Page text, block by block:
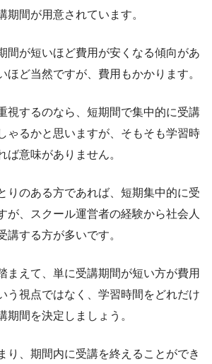
期間が用意されています。
間が短いほど費用が安くなる傾向があ
ほど当然ですが、費用もかかります。
視するのなら、短期間で集中的に受講
ゃるかと思いますが、そもそも学習時
ば意味がありません。
りのある方であれば、短期集中的に受
が、スクール運営者の経験から社会人
講する方が多いです。
まえて、単に受講期間が短い方が費用
う視点ではなく、学習時間をどれだけ
期間を決定しましょう。
り、期間内に受講を終えることができ